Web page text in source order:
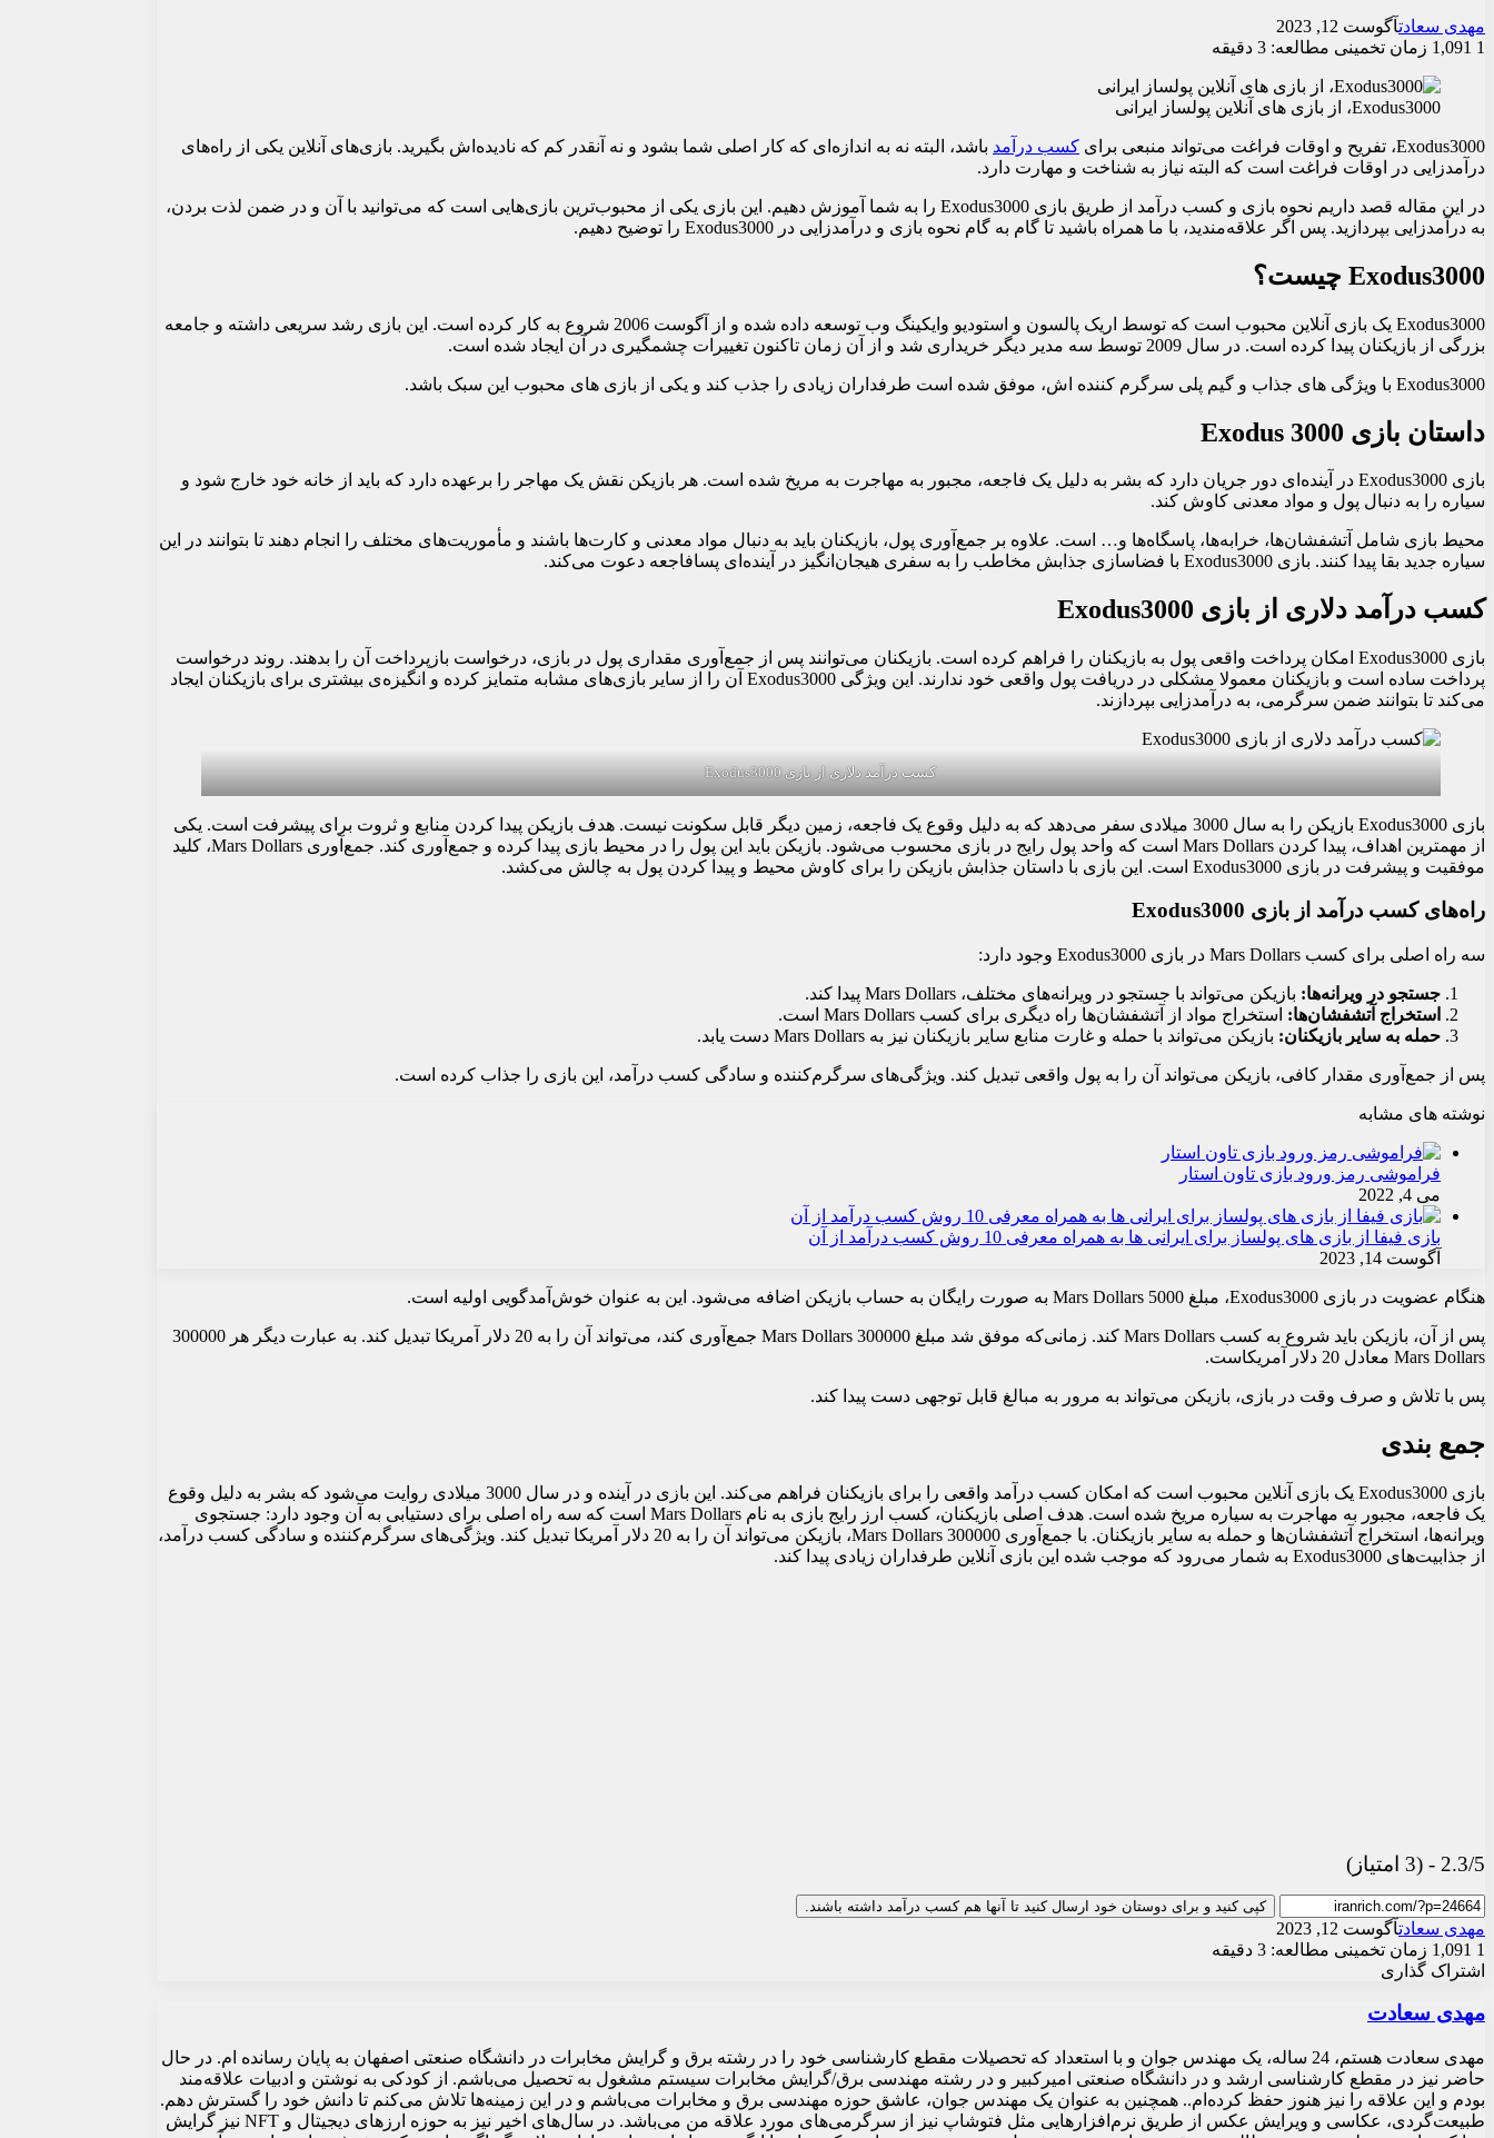
مهدی سعادتآگوست 12, 2023
1
زمان تخمینی مطالعه: 3 دقیقه
Exodus3000، از بازی های آنلاین پولساز ایرانی
Exodus3000، تفریح و اوقات فراغت می‌تواند منبعی برای کسب درآمد باشد، البته نه به اندازه‌ای که کار اصلی شما بشود و نه آنقدر کم که نادیده‌اش بگیرید. بازی‌های آنلاین یکی از راه‌های
درآمدزایی در اوقات فراغت است که البته نیاز به شناخت و مهارت دارد.
در این مقاله قصد داریم نحوه بازی و کسب درآمد از طریق بازی Exodus3000 را به شما آموزش دهیم. این بازی یکی از محبوب‌ترین بازی‌هایی است که می‌توانید با آن و در ضمن لذت بردن،
به درآمدزایی بپردازید. پس اگر علاقه‌مندید، با ما همراه باشید تا گام به گام نحوه بازی و درآمدزایی در Exodus3000 را توضیح دهیم.
Exodus3000 چیست؟
Exodus3000 یک بازی آنلاین محبوب است که توسط اریک پالسون و استودیو وایکینگ وب توسعه داده شده و از آگوست 2006 شروع به کار کرده است. این بازی رشد سریعی داشته و جامعه
بزرگی از بازیکنان پیدا کرده است. در سال 2009 توسط سه مدیر دیگر خریداری شد و از آن زمان تاکنون تغییرات چشمگیری در آن ایجاد شده است.
Exodus3000 با ویژگی های جذاب و گیم پلی سرگرم کننده اش، موفق شده است طرفداران زیادی را جذب کند و یکی از بازی های محبوب این سبک باشد.
داستان بازی Exodus 3000
بازی Exodus3000 در آینده‌ای دور جریان دارد که بشر به دلیل یک فاجعه، مجبور به مهاجرت به مریخ شده است. هر بازیکن نقش یک مهاجر را برعهده دارد که باید از خانه خود خارج شود و
سیاره را به دنبال پول و مواد معدنی کاوش کند.
محیط بازی شامل آتشفشان‌ها، خرابه‌ها، پاسگاه‌ها و… است. علاوه بر جمع‌آوری پول، بازیکنان باید به دنبال مواد معدنی و کارت‌ها باشند و مأموریت‌های مختلف را انجام دهند تا بتوانند در این
سیاره جدید بقا پیدا کنند. بازی Exodus3000 با فضاسازی جذابش مخاطب را به سفری هیجان‌انگیز در آینده‌ای پسافاجعه دعوت می‌کند.
کسب درآمد دلاری از بازی Exodus3000
بازی Exodus3000 امکان پرداخت واقعی پول به بازیکنان را فراهم کرده است. بازیکنان می‌توانند پس از جمع‌آوری مقداری پول در بازی، درخواست بازپرداخت آن را بدهند. روند درخواست
پرداخت ساده است و بازیکنان معمولا مشکلی در دریافت پول واقعی خود ندارند. این ویژگی Exodus3000 آن را از سایر بازی‌های مشابه متمایز کرده و انگیزه‌ی بیشتری برای بازیکنان ایجاد
می‌کند تا بتوانند ضمن سرگرمی، به درآمدزایی بپردازند.
کسب درآمد دلاری از بازی Exodus3000
بازی Exodus3000 بازیکن را به سال 3000 میلادی سفر می‌دهد که به دلیل وقوع یک فاجعه، زمین دیگر قابل سکونت نیست. هدف بازیکن پیدا کردن منابع و ثروت برای پیشرفت است. یکی
از مهمترین اهداف، پیدا کردن Mars Dollars است که واحد پول رایج در بازی محسوب می‌شود. بازیکن باید این پول را در محیط بازی پیدا کرده و جمع‌آوری کند. جمع‌آوری Mars Dollars، کلید
موفقیت و پیشرفت در بازی Exodus3000 است. این بازی با داستان جذابش بازیکن را برای کاوش محیط و پیدا کردن پول به چالش می‌کشد.
راه‌های کسب درآمد از بازی Exodus3000
سه راه اصلی برای کسب Mars Dollars در بازی Exodus3000 وجود دارد:
جستجو در ویرانه‌ها: بازیکن می‌تواند با جستجو در ویرانه‌های مختلف، Mars Dollars پیدا کند.
استخراج آتشفشان‌ها: استخراج مواد از آتشفشان‌ها راه دیگری برای کسب Mars Dollars است.
حمله به سایر بازیکنان: بازیکن می‌تواند با حمله و غارت منابع سایر بازیکنان نیز به Mars Dollars دست یابد.
پس از جمع‌آوری مقدار کافی، بازیکن می‌تواند آن را به پول واقعی تبدیل کند. ویژگی‌های سرگرم‌کننده و سادگی کسب درآمد، این بازی را جذاب کرده است.
نوشته های مشابه
فراموشی رمز ورود بازی تاون استار
می 4, 2022
بازی فیفا از بازی های پولساز برای ایرانی ها به همراه معرفی 10 روش کسب درآمد از آن
آگوست 14, 2023
هنگام عضویت در بازی Exodus3000، مبلغ 5000 Mars Dollars به صورت رایگان به حساب بازیکن اضافه می‌شود. این به عنوان خوش‌آمدگویی اولیه است.
پس از آن، بازیکن باید شروع به کسب Mars Dollars کند. زمانی‌که موفق شد مبلغ 300000 Mars Dollars جمع‌آوری کند، می‌تواند آن را به 20 دلار آمریکا تبدیل کند. به عبارت دیگر هر 300000
Mars Dollars معادل 20 دلار آمریکاست.
پس با تلاش و صرف وقت در بازی، بازیکن می‌تواند به مرور به مبالغ قابل توجهی دست پیدا کند.
جمع بندی
بازی Exodus3000 یک بازی آنلاین محبوب است که امکان کسب درآمد واقعی را برای بازیکنان فراهم می‌کند. این بازی در آینده و در سال 3000 میلادی روایت می‌شود که بشر به دلیل وقوع
یک فاجعه، مجبور به مهاجرت به سیاره مریخ شده است. هدف اصلی بازیکنان، کسب ارز رایج بازی به نام Mars Dollars است که سه راه اصلی برای دستیابی به آن وجود دارد: جستجوی
ویرانه‌ها، استخراج آتشفشان‌ها و حمله به سایر بازیکنان. با جمع‌آوری 300000 Mars Dollars، بازیکن می‌تواند آن را به 20 دلار آمریکا تبدیل کند. ویژگی‌های سرگرم‌کننده و سادگی کسب درآمد،
از جذابیت‌های Exodus3000 به شمار می‌رود که موجب شده این بازی آنلاین طرفداران زیادی پیدا کند.
2.3/5 - (3 امتیاز)
کپی کنید و برای دوستان خود ارسال کنید تا آنها هم کسب درآمد داشته باشند.
مهدی سعادتآگوست 12, 2023
1
زمان تخمینی مطالعه: 3 دقیقه
اشتراک گذاری
بوک
آپ
ایمیل
مهدی سعادت
مهدی سعادت هستم، 24 ساله، یک مهندس جوان و با استعداد که تحصیلات مقطع کارشناسی خود را در رشته برق و گرایش مخابرات در دانشگاه صنعتی اصفهان به پایان رسانده ام. در حال
حاضر نیز در مقطع کارشناسی ارشد و در دانشگاه صنعتی امیرکبیر و در رشته مهندسی برق/گرایش مخابرات سیستم مشغول به تحصیل می‌باشم. از کودکی به نوشتن و ادبیات علاقه‌مند
بودم و این علاقه را نیز هنوز حفظ کرده‌ام.. همچنین به عنوان یک مهندس جوان، عاشق حوزه مهندسی برق و مخابرات می‌باشم و در این زمینه‌ها تلاش می‌کنم تا دانش خود را گسترش دهم.
طبیعت‌گردی، عکاسی و ویرایش عکس از طریق نرم‌افزارهایی مثل فتوشاپ نیز از سرگرمی‌های مورد علاقه من می‌باشد. در سال‌های اخیر نیز به حوزه ارزهای دیجیتال و NFT نیز گرایش